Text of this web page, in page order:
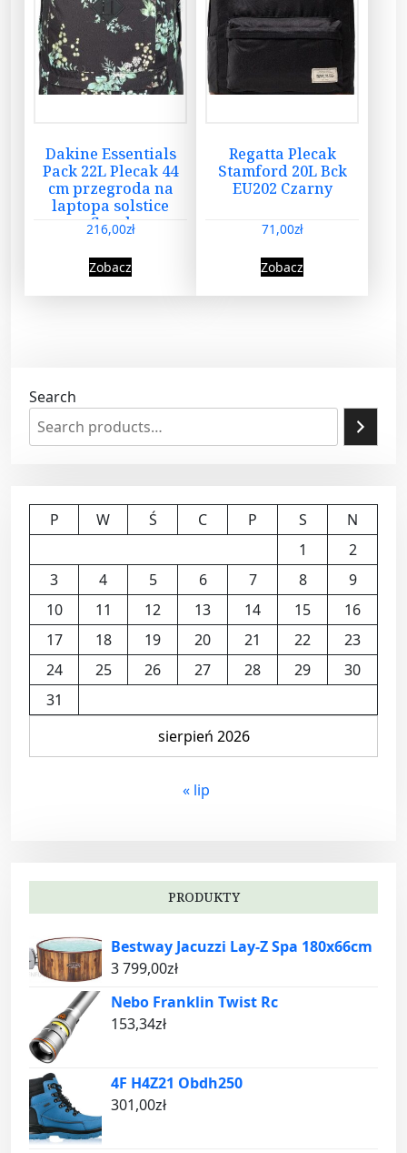
Dakine Essentials
Pack 22L Plecak 44
cm przegroda na
laptopa solstice
floral
216,00zł
Zobacz
Regatta Plecak
Stamford 20L Bck
EU202 Czarny
71,00zł
Zobacz
Search
sierpień 2026
P W Ś C P S
N
1
2
3
4 5 6 7 8
9
10
11 12 13 14 15
16
17
18 19 20 21 22
23
24
25 26 27 28 29
30
31
« lip
PRODUKTY
Bestway Jacuzzi Lay-Z Spa 180x66cm
3 799,00zł
Nebo Franklin Twist Rc
153,34zł
4F H4Z21 Obdh250
301,00zł